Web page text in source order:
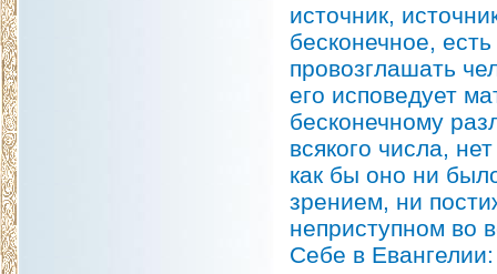
источник,
бесконечное,
провозглашать
его исповедует
бесконечному
всякого числа,
как бы оно ни
зрением, ни
неприступном во
Себе в